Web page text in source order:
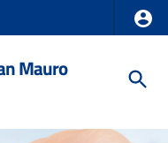
Mauro